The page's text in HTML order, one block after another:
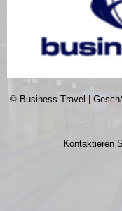
© Business Travel |
Kontaktieren